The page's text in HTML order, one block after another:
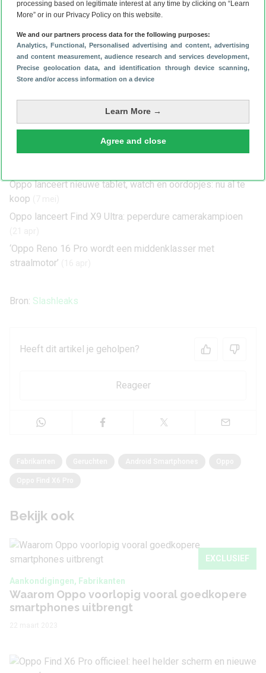
processing based on legitimate interest at any time by clicking on “Learn
More” or in our Privacy Policy on this website.
We and our partners process data for the following purposes:
Analytics, Functional, Personalised advertising and content, advertising
and content measurement, audience research and services development,
Precise geolocation data, and identification through device scanning,
Store and/or access information on a device
Learn More →
Agree and close
Oppobracht vorige de Find X-modellen uit in maart 2021 en
2022. We verwachten daarom dat het nieuwste model in
maart dit jaar verschijnt. Hoeveel de Oppo Find X6 Pro zal
kosten is niet bekend. De X5 Pro had een stevige
Lees nog meer Oppo-nieuws:
Oppo onthult Reno 16-serie: compact trio focust op foto’s
´Opvolger van illustere Oppo Find N6 wordt nóg betere
Oppo lanceert nieuwe tablet, watch en oordopjes: nu al te
koop
Oppo lanceert Find X9 Ultra: peperdure camerakampioen
‘Oppo Reno 16 Pro wordt een middenklasser met
straalmotor’
Bron: Slashleaks
Heeft dit artikel je geholpen?
Reageer
Bekijk ook
EXCLUSIEF
Aankondigingen, Fabrikanten
Waarom Oppo voorlopig vooral goedkopere
smartphones uitbrengt